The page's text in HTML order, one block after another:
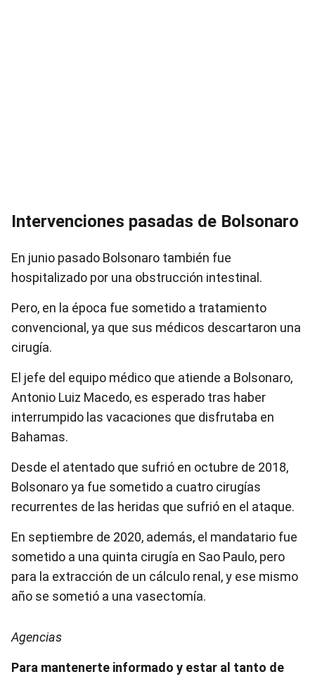
Intervenciones pasadas de Bolsonaro
En junio pasado Bolsonaro también fue
hospitalizado por una obstrucción intestinal.
Pero, en la época fue sometido a tratamiento
convencional, ya que sus médicos descartaron una
cirugía.
El jefe del equipo médico que atiende a Bolsonaro,
Antonio Luiz Macedo, es esperado tras haber
interrumpido las vacaciones que disfrutaba en
Bahamas.
Desde el atentado que sufrió en octubre de 2018,
Bolsonaro ya fue sometido a cuatro cirugías
recurrentes de las heridas que sufrió en el ataque.
En septiembre de 2020, además, el mandatario fue
sometido a una quinta cirugía en Sao Paulo, pero
para la extracción de un cálculo renal, y ese mismo
año se sometió a una vasectomía.
Agencias
Para mantenerte informado y estar al tanto de